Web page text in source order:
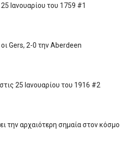
Ιανουαρίου του 1759 #1
Gers, 2-0 την Aberdeen
25 Ιανουαρίου του 1916 #2
την αρχαιότερη σημαία στον κόσμο